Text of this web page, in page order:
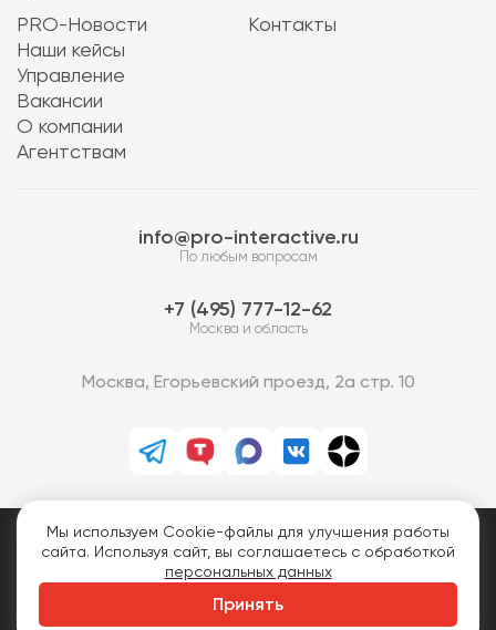
PRO-Новости
Наши кейсы
Управление
Вакансии
О компании
Агентствам
Контакты
info@pro-interactive.ru
По любым вопросам
7 (495) 777-12-62
Москва и область
Москва, Егорьевский проезд, 2а стр. 10
PRO-Интерактив © 2013-2026.
Все права защищены.
Политика конфиденциальности
Мы используем Cookie-файлы для улучшения работы
сайта. Используя сайт, вы соглашаетесь с обработкой
персональных данных
Принять